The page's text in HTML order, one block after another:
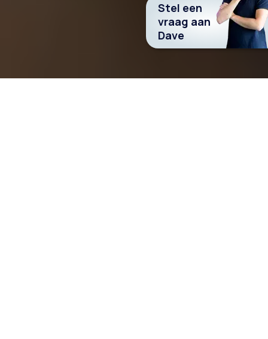
Stel een
vraag aan
Dave